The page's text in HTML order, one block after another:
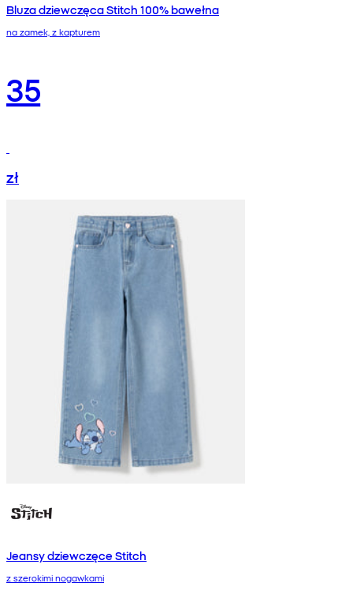
Bluza dziewczęca Stitch 100% bawełna
na zamek, z kapturem
35
zł
Jeansy dziewczęce Stitch
z szerokimi nogawkami